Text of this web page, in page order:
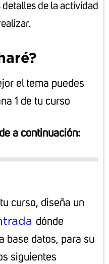
de la actividad
el tema puedes
1 de tu curso
a continuación:
curso, diseña un
dónde
base datos, para su
siguientes